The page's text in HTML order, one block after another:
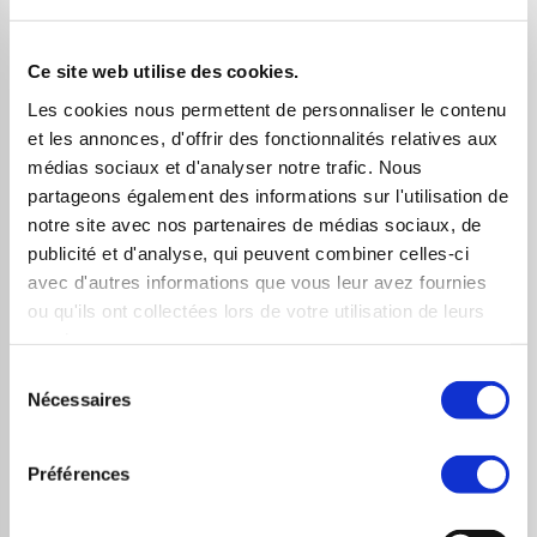
Ce site web utilise des cookies.
Les cookies nous permettent de personnaliser le contenu
et les annonces, d'offrir des fonctionnalités relatives aux
médias sociaux et d'analyser notre trafic. Nous
partageons également des informations sur l'utilisation de
notre site avec nos partenaires de médias sociaux, de
publicité et d'analyse, qui peuvent combiner celles-ci
avec d'autres informations que vous leur avez fournies
ou qu'ils ont collectées lors de votre utilisation de leurs
Nécessaires
Préférences
baissière le RSI a bien du mal à dépasser sa zone de
sur-achat autour des 70% ; zone qui vient à nouveau
d’être testée et de résister.
On déduit donc de cette vue d’ensemble que les choses
ne vont pas pour le mieux non plus en pays catalan et
qu’il va falloir rester très prudent quant à l’avenir de
et pour encore quelques temps.